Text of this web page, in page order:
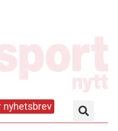
nyhetsbrev